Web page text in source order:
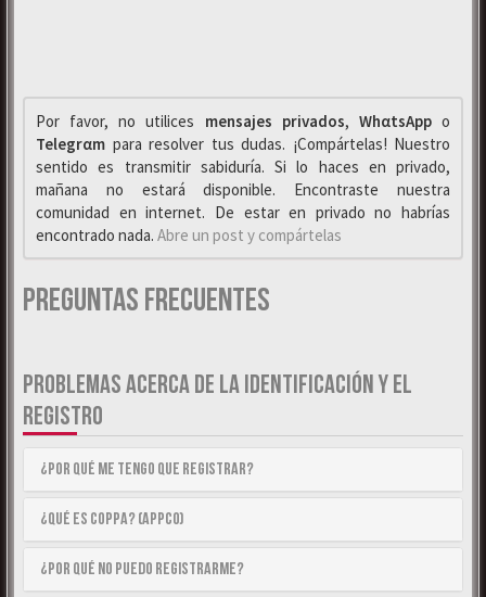
Por favor, no utilices mensajes privados, WhαtsAppo
Telegrαm para resolver tus dudas. ¡Compártelas! Nuestro
sentido es transmitir sabiduría. Si lo haces en privado,
mañana no estará disponible. Encontraste nuestra
comunidad en internet. De estar en privado no habrías
encontrado nada. Abre un post y compártelas
Preguntas Frecuentes
PROBLEMAS ACERCA DE LA IDENTIFICACIÓN Y EL
REGISTRO
¿Por qué me tengo que registrar?
¿Qué es COPPA? (APPCO)
¿Por qué no puedo registrarme?